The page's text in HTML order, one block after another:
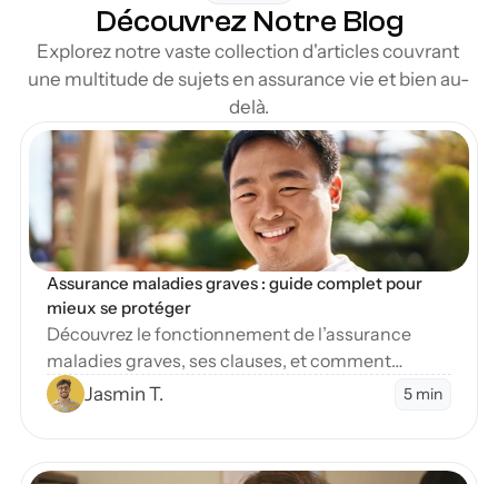
Découvrez Notre Blog
Explorez notre vaste collection d'articles couvrant
une multitude de sujets en assurance vie et bien au-
delà.
Blog
Assurance maladies graves : guide complet pour
mieux se protéger
Découvrez le fonctionnement de l’assurance
maladies graves, ses clauses, et comment
protéger vos finances en cas de diagnostic
sévère.
Jasmin T. 5 min
Blog